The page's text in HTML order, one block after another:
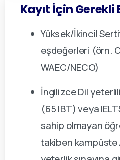
KayıtİçinGerekli
Yüksek/İkincil
eşdeğerleri (örn.
WAEC/NECO)
İngilizce Dil
(65 IBT) veya
sahip olmayan
takiben kampüste